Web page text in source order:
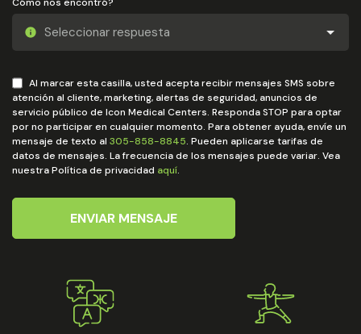
Al marcar esta casilla, usted acepta recibir mensajes SMS sobre
atención al cliente, marketing, alertas de seguridad, anuncios de
servicio público de Icon Medical Centers. Responda STOP para optar
por no participar en cualquier momento. Para obtener ayuda, envíe un
mensaje de texto al 305-858-8845. Pueden aplicarse tarifas de
datos de mensajes. La frecuencia de los mensajes puede variar. Vea
nuestra Política de privacidad aquí.
ENVIAR MENSAJE